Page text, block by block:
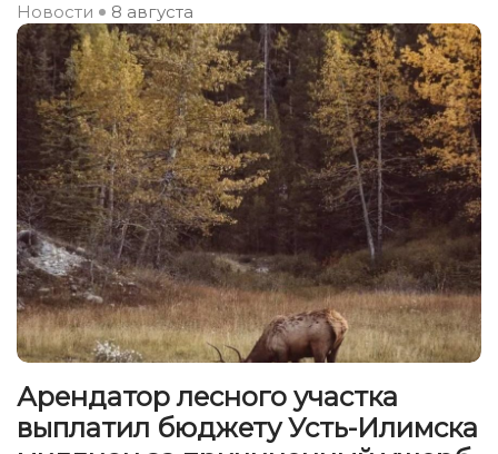
Новости
8 августа
Арендатор лесного участка
выплатил бюджету Усть-Илимска